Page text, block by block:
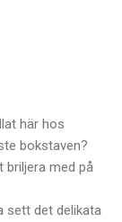
här hos
bokstaven?
briljera med på
sett det delikata